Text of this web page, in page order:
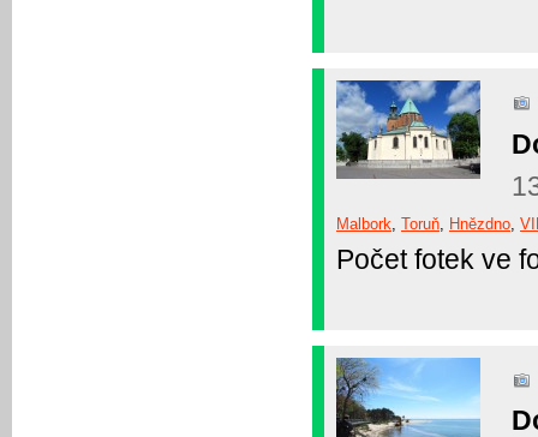
Malbork Toruň Hnězdno
Počet fotek ve